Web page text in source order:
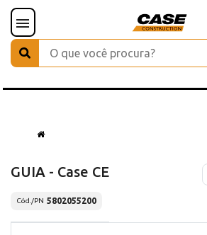
GUIA - Case CE
Cód./PN 5802055200